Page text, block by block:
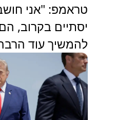
טראמפ: "אני
יסתיים בקרוב,
להמשיך עוד